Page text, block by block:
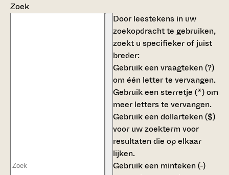
Zoek
Door leestekens in uw
zoekopdracht te gebruiken,
zoekt u specifieker of juist
breder:
Gebruik eenvraagteken (?)
om één letter te vervangen.
Gebruik eensterretje (*)om
meer letters te vervangen.
Gebruik eendollarteken ($)
voor uw zoekterm voor
resultaten die op elkaar
lijken.
Gebruik een minteken (-)